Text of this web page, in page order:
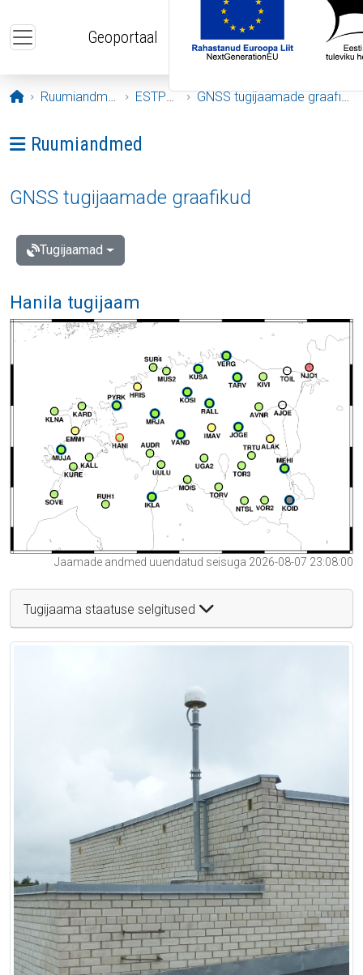
Geoportaal
Avaleht
Ruumiandmed ESTPOS GNSS tugijaamade graafikud
Ava menüü: Ruumiandmed
Ruumiandmed
GNSS tugijaamade graafikud
Tugijaamad
Hanila tugijaam
Jaamade andmed uuendatud seisuga 2026-08-07 23:08:00
Tugijaama staatuse selgitused